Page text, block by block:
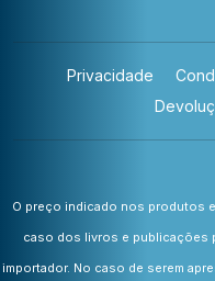
Privacidade
O preço indicado nos produtos
caso dos livros e publicações
importador. No caso de serem